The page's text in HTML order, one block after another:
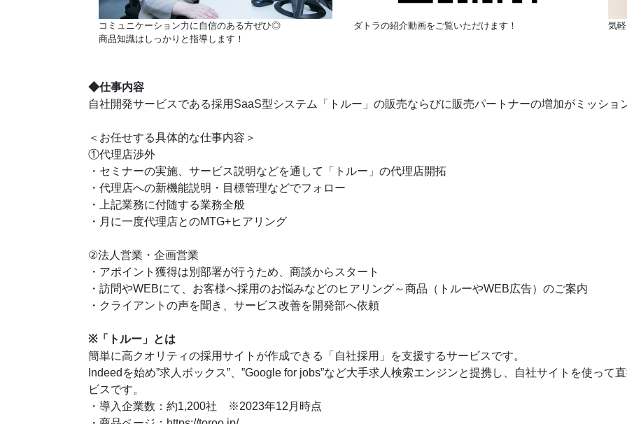
コミュニケーション力に自信のある方ぜひ◎
商品知識はしっかりと指導します！
ダトラの紹介動画をご覧いただけます！ 気
◆仕事内容
自社開発サービスである採用SaaS型システム「トルー」の販売ならびに販売パートナーの増加がミッショ
＜お任せする具体的な仕事内容＞
①代理店渉外
・セミナーの実施、サービス説明などを通して「トルー」の代理店開拓
・代理店への新機能説明・目標管理などでフォロー
・上記業務に付随する業務全般
・月に一度代理店とのMTG+ヒアリング
②法人営業・企画営業
・アポイント獲得は別部署が行うため、商談からスタート
・訪問やWEBにて、お客様へ採用のお悩みなどのヒアリング～商品（トルーやWEB広告）のご案内
・クライアントの声を聞き、サービス改善を開発部へ依頼
※「トルー」とは
簡単に高クオリティの採用サイトが作成できる「自社採用」を支援するサービスです。
Indeedを始め”求人ボックス”、”Google for jobs”など大手求人検索エンジンと提携し、自社サイトを使っ
ビスです。
・導入企業数：約1,200社 ※2023年12月時点